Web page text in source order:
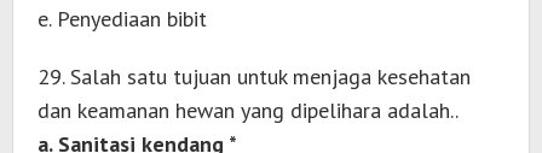
e. Penyediaan bibit
29. Salah satu tujuan untuk menjaga kesehatan
dan keamanan hewan yang dipelihara adalah..
a. Sanitasi kendang *